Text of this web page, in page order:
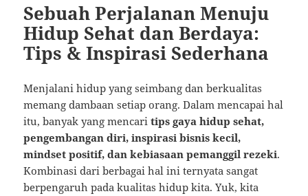
Sebuah Perjalanan Menuju
Hidup Sehat dan Berdaya:
Tips & Inspirasi Sederhana
Menjalani hidup yang seimbang dan berkualitas
memang dambaan setiap orang. Dalam mencapai hal
itu, banyak yang mencaritips gaya hidup sehat,
pengembangan diri, inspirasi bisnis kecil,
mindset positif, dan kebiasaan pemanggil rezeki.
Kombinasi dari berbagai hal ini ternyata sangat
berpengaruh pada kualitas hidup kita. Yuk, kita